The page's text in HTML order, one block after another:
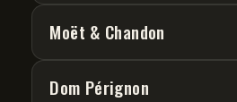
Moët & Chandon
Dom Pérignon